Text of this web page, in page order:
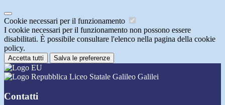
Cookie necessari per il funzionamento
I cookie necessari per il funzionamento non possono essere
disabilitati. È possibile consultare l'elenco nella pagina della cookie
policy.
Accetta tutti Salva le preferenze
Liceo Statale Galileo Galilei
Contatti